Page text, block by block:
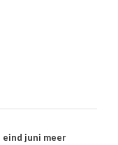
eind juni meer